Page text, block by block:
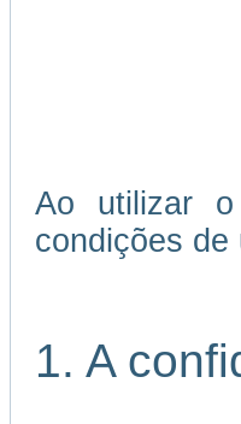
Ao utilizar o
condições de
1. A